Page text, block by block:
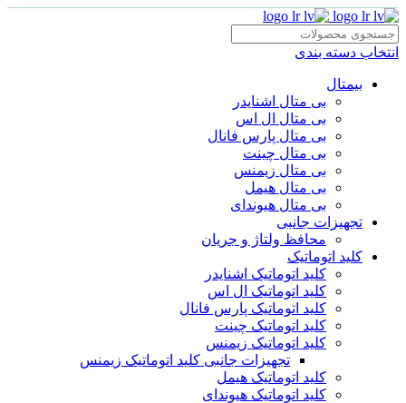
انتخاب دسته بندی
بیمتال
بی متال اشنایدر
بی متال ال اس
بی متال پارس فانال
بی متال چینت
بی متال زیمنس
بی متال هیمل
بی متال هیوندای
تجهیزات جانبی
محافظ ولتاژ و‌ جریان
کلید اتوماتیک
کلید اتوماتیک اشنایدر
کلید اتوماتیک ال اس
کلید اتوماتیک پارس فانال
کلید اتوماتیک چینت
کلید اتوماتیک زیمنس
تجهیزات جانبی کلید اتوماتیک زیمنس
کلید اتوماتیک هیمل
کلید اتوماتیک هیوندای